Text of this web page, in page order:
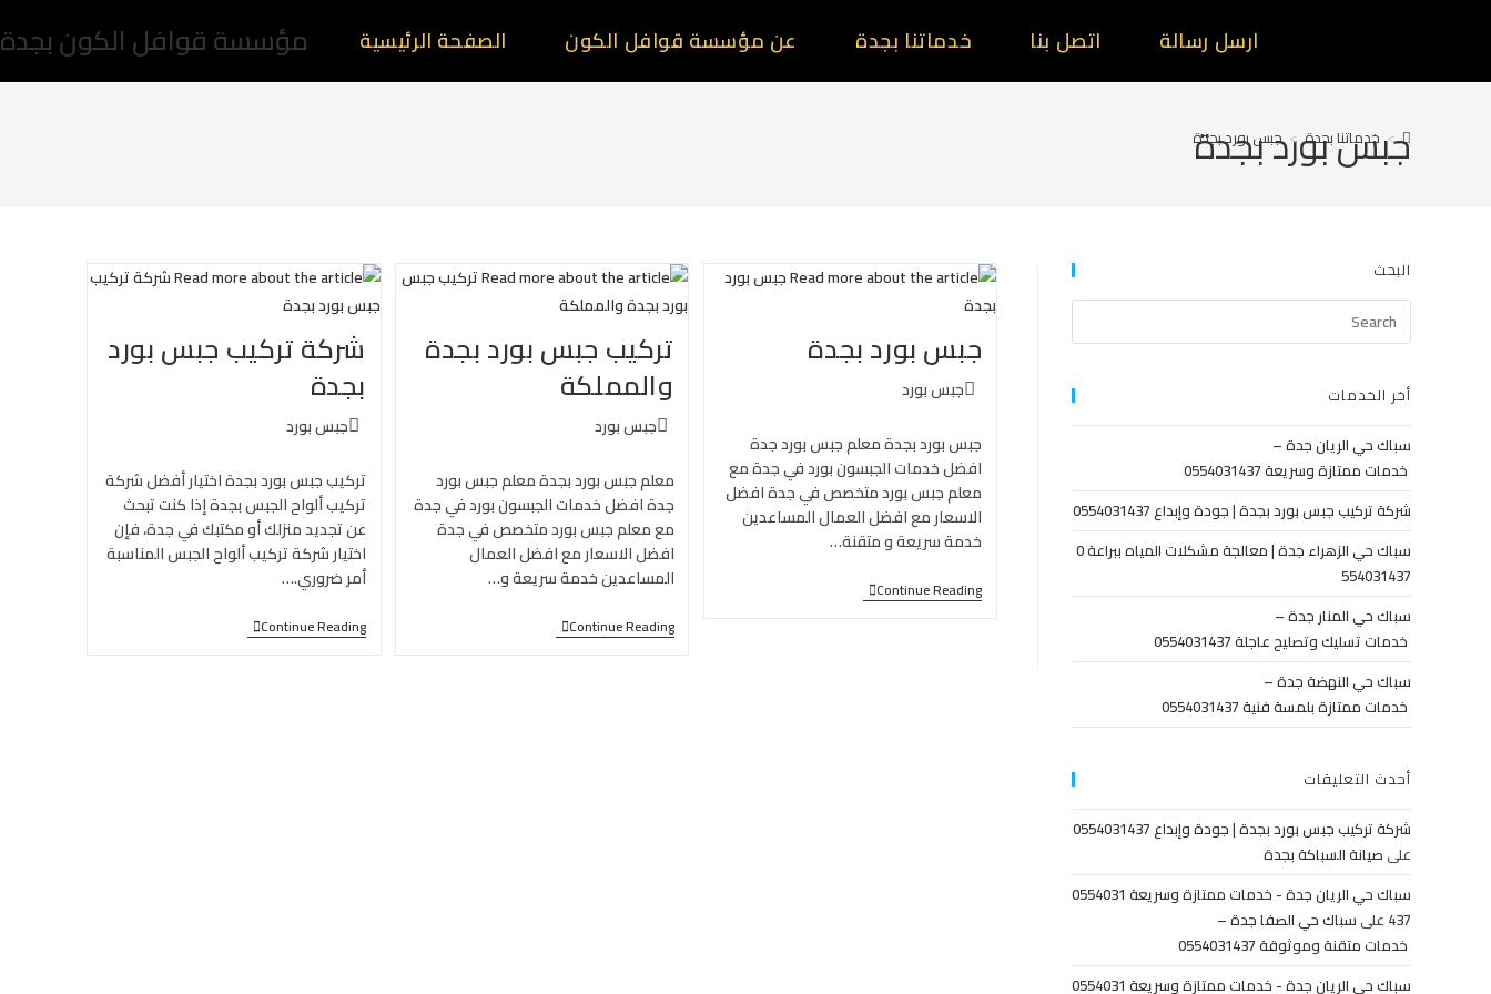
مؤسسة قوافل الكون بجدة الصفحة الرئيسية عن مؤسسة قوافل الكون خدماتنا بجدة اتصل بنا ارسل رسالة
جبس بورد بجدة
> خدماتنا بجدة > جبس بورد بجدة
جبس بورد بجدة
جبس بورد
جبس بورد بجدة معلم جبس بورد جدة
افضل خدمات الجبسون بورد في جدة مع
معلم جبس بورد متخصص في جدة افضل
الاسعار مع افضل العمال المساعدين
خدمة سريعة و متقنة…
Continue Reading
تركيب جبس بورد بجدة
والمملكة
جبس بورد
معلم جبس بورد بجدة معلم جبس بورد
جدة افضل خدمات الجبسون بورد في جدة
مع معلم جبس بورد متخصص في جدة
افضل الاسعار مع افضل العمال
المساعدين خدمة سريعة و…
Continue Reading
شركة تركيب جبس بورد
بجدة
جبس بورد
تركيب جبس بورد بجدة اختيار أفضل شركة
تركيب ألواح الجبس بجدة إذا كنت تبحث
عن تجديد منزلك أو مكتبك في جدة، فإن
اختيار شركة تركيب ألواح الجبس المناسبة
أمر ضروري.…
Continue Reading
البحث
أخر الخدمات
سباك حي الريان جدة –
خدمات ممتازة وسريعة 0554031437
شركة تركيب جبس بورد بجدة | جودة وإبداع 0554031437
سباك حي الزهراء جدة | معالجة مشكلات المياه ببراعة 0
554031437
سباك حي المنار جدة –
خدمات تسليك وتصليح عاجلة 0554031437
سباك حي النهضة جدة –
خدمات ممتازة بلمسة فنية 0554031437
أحدث التعليقات
شركة تركيب جبس بورد بجدة | جودة وإبداع 0554031437
علىصيانة السباكة بجدة
سباك حي الريان جدة - خدمات ممتازة وسريعة 0554031
437 علىسباك حي الصفا جدة –
خدمات متقنة وموثوقة 0554031437
سباك حي الريان جدة - خدمات ممتازة وسريعة 0554031